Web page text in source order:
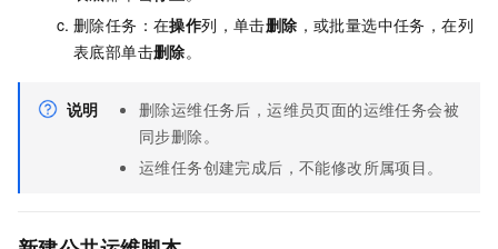
删除任务：在操作列，单击删除 ，或批量选中任务，在列
表底部单击删除。
说明
删除运维任务后，运维员页面的运维任务会被
同步删除。
运维任务创建完成后，不能修改所属项目。